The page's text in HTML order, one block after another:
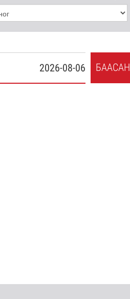
2026-08-06 БААСАН